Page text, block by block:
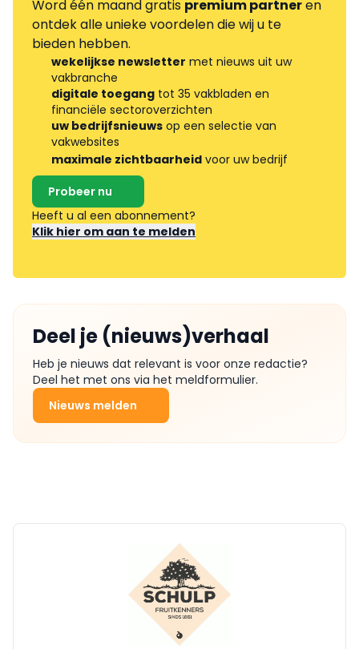
Word één maand gratis premium partneren
ontdek alle unieke voordelen die wij u te
bieden hebben.
wekelijkse newsletter met nieuws uit uw
vakbranche
digitale toegang tot 35 vakbladen en
financiële sectoroverzichten
uw bedrijfsnieuws op een selectie van
vakwebsites
maximale zichtbaarheid voor uw bedrijf
Probeer nu
Heeft u al een abonnement?
Klik hier om aan te melden
Deel je (nieuws)verhaal
Heb je nieuws dat relevant is voor onze redactie?
Deel het met ons via het meldformulier.
Nieuws melden